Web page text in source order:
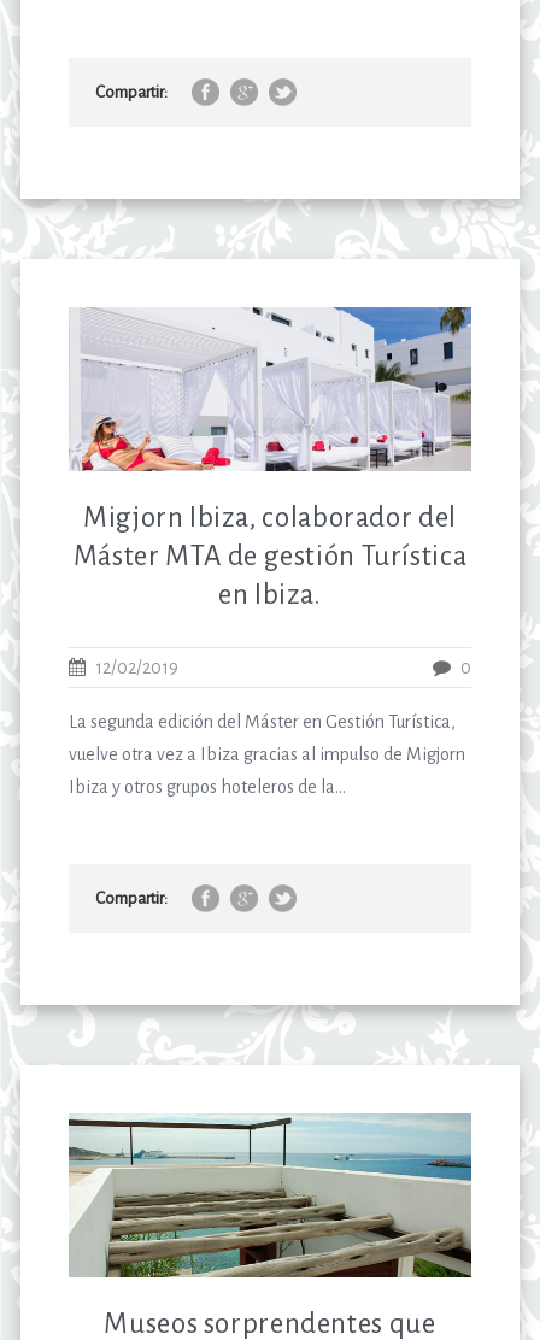
Compartir:
Migjorn Ibiza, colaborador del
Máster MTA de gestión Turística
en Ibiza.
12/02/2019 0
La segunda edición del Máster en Gestión Turística,
vuelve otra vez a Ibiza gracias al impulso de Migjorn
Ibiza y otros grupos hoteleros de la...
Compartir:
Museos sorprendentes que